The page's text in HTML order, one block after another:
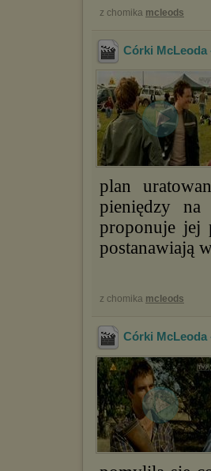
z chomika mcleods
Córki McLeoda
plan
pieniędzy na
proponuje jej
postanawiają
z chomika mcleods
Córki McLeoda